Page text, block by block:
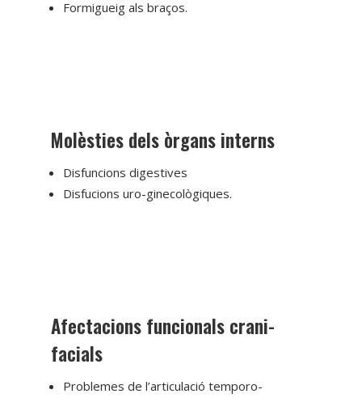
Formigueig als braços.
Molèsties dels òrgans interns
Disfuncions digestives
Disfucions uro-ginecològiques.
Afectacions funcionals crani-
facials
Problemes de l’articulació temporo-